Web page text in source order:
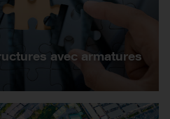
avec armatures